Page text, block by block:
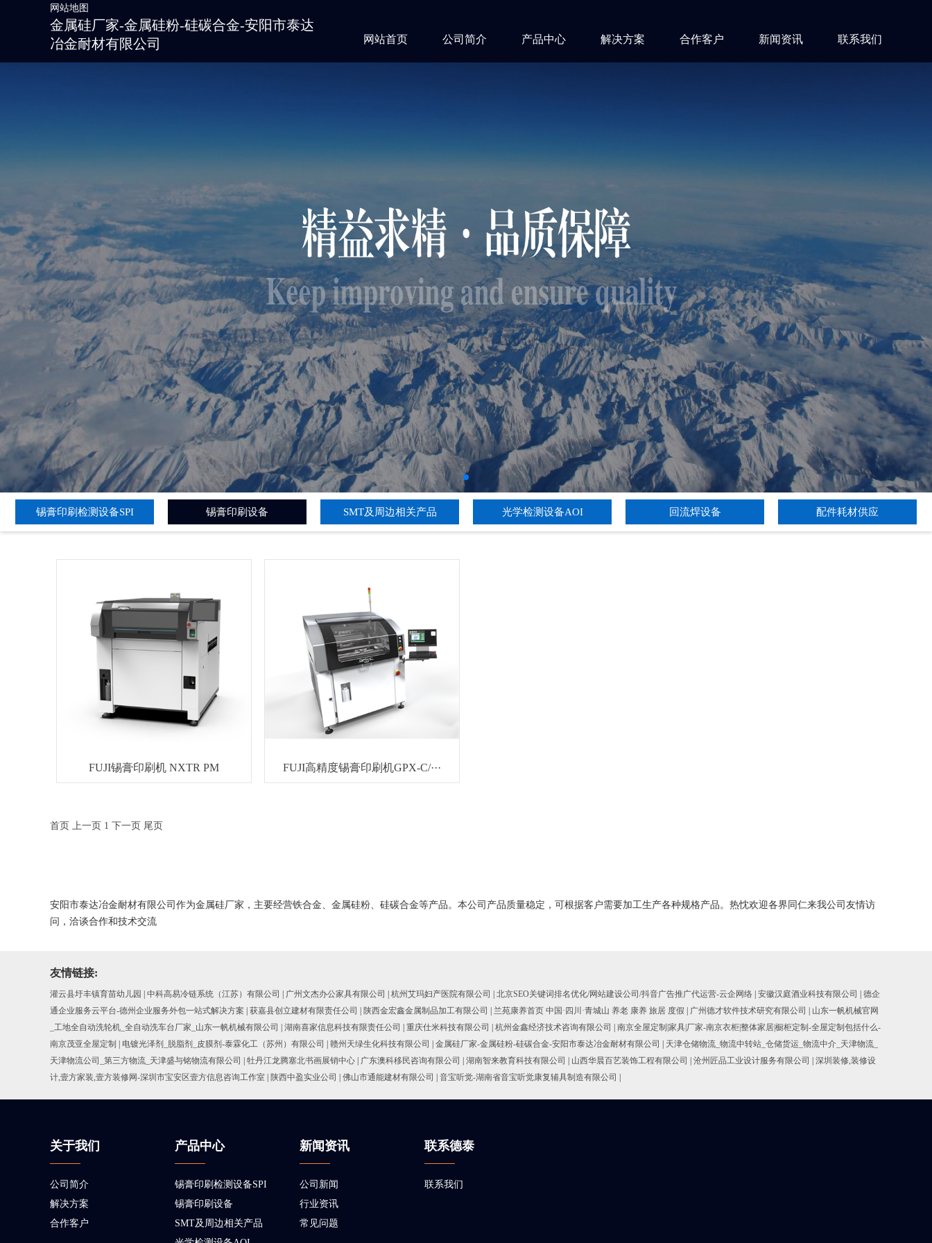
网站地图
金属硅厂家-金属硅粉-硅碳合金-安阳市泰达
冶金耐材有限公司
网站首页 公司简介 产品中心 解决方案 合作客户 新闻资讯 联系我们
锡膏印刷检测设备SPI 锡膏印刷设备 SMT及周边相关产品 光学检测设备AOI 回流焊设备 配件耗材供应
FUJI锡膏印刷机 NXTR PM FUJI高精度锡膏印刷机GPX-C/···
首页 上一页 1 下一页 尾页
安阳市泰达冶金耐材有限公司作为金属硅厂家，主要经营铁合金、金属硅粉、硅碳合金等产品。本公司产品质量稳定，可根据客户需要加工生产各种规格产品。热忱欢迎各界同仁来我公司友情访
问，洽谈合作和技术交流
友情链接:
灌云县圩丰镇育苗幼儿园 中科高易冷链系统（江苏）有限公司 广州文杰办公家具有限公司 杭州艾玛妇产医院有限公司 北京SEO关键词排名优化/网站建设公司/抖音广告推广代运营-云企网络 安徽汉庭酒业科技有限公司
德企
通企业服务云平台-德州企业服务外包一站式解决方案
获嘉县创立建材有限责任公司 陕西金宏鑫金属制品加工有限公司 兰苑康养首页 中国·四川·青城山 养老 康养 旅居 度假 广州德才软件技术研究有限公司
山东一帆机械官网
_工地全自动洗轮机_全自动洗车台厂家_山东一帆机械有限公司
湖南喜家信息科技有限责任公司 重庆仕米科技有限公司 杭州金鑫经济技术咨询有限公司
南京全屋定制|家具|厂家-南京衣柜|整体家居|橱柜定制-全屋定制包括什么-
南京茂亚全屋定制
电镀光泽剂_脱脂剂_皮膜剂-泰霖化工（苏州）有限公司 赣州天绿生化科技有限公司 金属硅厂家-金属硅粉-硅碳合金-安阳市泰达冶金耐材有限公司
天津仓储物流_物流中转站_仓储货运_物流中介_天津物流_
天津物流公司_第三方物流_天津盛与铭物流有限公司
牡丹江龙腾塞北书画展销中心 广东澳科移民咨询有限公司 湖南智来教育科技有限公司 山西华晨百艺装饰工程有限公司 沧州匠品工业设计服务有限公司
深圳装修,装修设
计,壹方家装,壹方装修网-深圳市宝安区壹方信息咨询工作室
陕西中盈实业公司 佛山市通能建材有限公司 音宝听觉-湖南省音宝听觉康复辅具制造有限公司
关于我们
公司简介
解决方案
合作客户
产品中心
锡膏印刷检测设备SPI
锡膏印刷设备
SMT及周边相关产品
新闻资讯
公司新闻
行业资讯
常见问题
联系德泰
联系我们